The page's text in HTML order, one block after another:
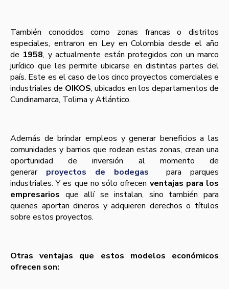
También conocidos como zonas francas o distritos
especiales, entraron en Ley en Colombia desde el año
de 1958, y actualmente están protegidos con un marco
jurí­dico que les permite ubicarse en distintas partes del
paí­s. Este es el caso de los cinco proyectos comerciales e
industriales de OIKOS, ubicados en los departamentos de
Cundinamarca, Tolima y Atlántico.
Además de brindar empleos y generar beneficios a las
comunidades y barrios que rodean estas zonas, crean una
oportunidad de inversión al momento de
generar proyectos de bodegas para parques
industriales. Y es que no sólo ofrecen ventajas para los
empresarios que allí­ se instalan, sino también para
quienes aportan dineros y adquieren derechos o tí­tulos
sobre estos proyectos.
Otras ventajas que estos modelos económicos
ofrecen son: